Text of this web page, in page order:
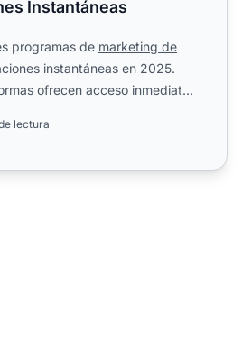
Instantáneas
programas de marketing de
instantáneas en 2025.
ofrecen acceso inmediato,
lectura